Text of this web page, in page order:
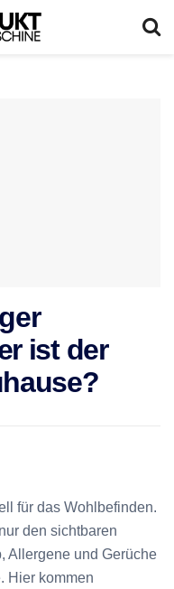
ist der
für das Wohlbefinden.
den sichtbaren
Allergene und Gerüche
Hier kommen